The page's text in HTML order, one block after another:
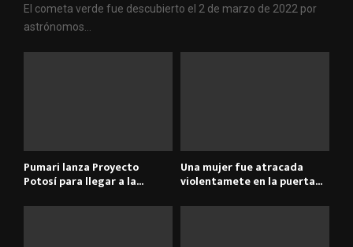
El cometa verde fue descubierto el 2 de marzo de 2022 por
astrónomos...
Pumari lanza Proyecto
Potosí para llegar a la...
Una mujer fue atracada
violentamete en la puerta...